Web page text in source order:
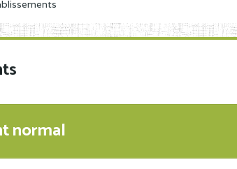
Inspection Générale des
Organigramme
normal